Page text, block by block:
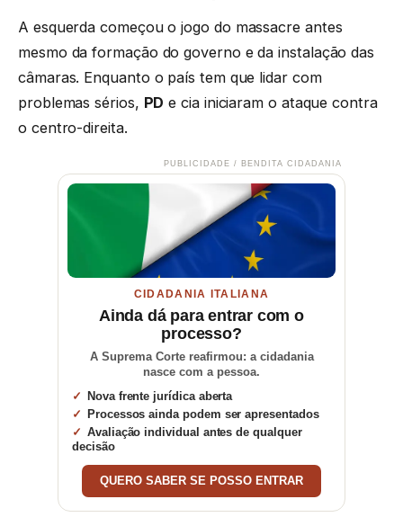
A esquerda começou o jogo do massacre antes
mesmo da formação do governo e da instalação das
câmaras. Enquanto o país tem que lidar com
problemas sérios, PD e cia iniciaram o ataque contra
o centro-direita.
PUBLICIDADE / BENDITA CIDADANIA
CIDADANIA ITALIANA
Ainda dá para entrar com o
processo?
A Suprema Corte reafirmou: a cidadania
nasce com a pessoa.
Nova frente jurídica aberta
Processos ainda podem ser apresentados
Avaliação individual antes de qualquer
decisão
QUERO SABER SE POSSO ENTRAR